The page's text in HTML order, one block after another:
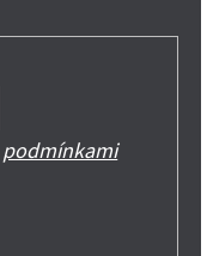
podmínkami